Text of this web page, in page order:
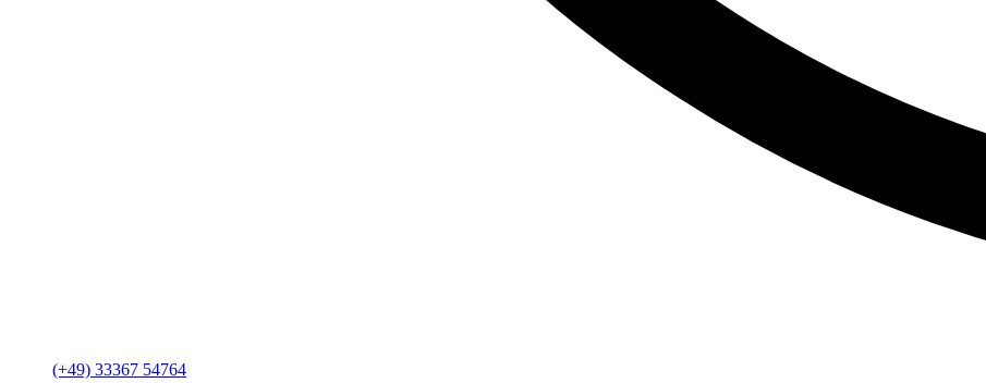
(+49) 33367 54764